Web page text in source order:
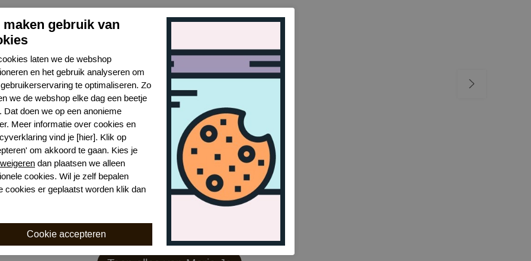
gebruik van
laten we de webshop
en het gebruik analyseren om
te optimaliseren. Zo
we de webshop elke dag een beetje
Dat doen we op een anonieme
Meer informatie over cookies en
vind je [hier]. Klik op
om akkoord te gaan. Kies je
weigeren dan plaatsen we alleen
cookies. Wil je zelf bepalen
cookies er geplaatst worden klik dan